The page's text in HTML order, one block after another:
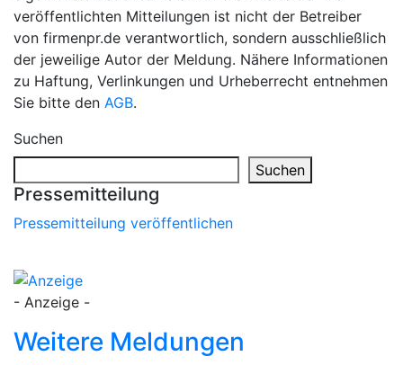
veröffentlichten Mitteilungen ist nicht der Betreiber
von firmenpr.de verantwortlich, sondern ausschließlich
der jeweilige Autor der Meldung. Nähere Informationen
zu Haftung, Verlinkungen und Urheberrecht entnehmen
Sie bitte den AGB.
Suchen
Suchen
Pressemitteilung
Pressemitteilung veröffentlichen
- Anzeige -
Weitere Meldungen